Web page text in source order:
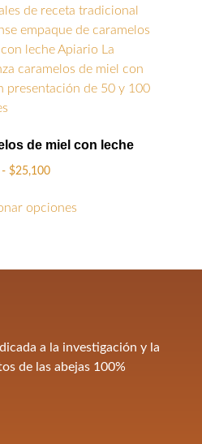
de miel con leche
- $25,100
opciones
a la investigación y la
de las abejas 100%